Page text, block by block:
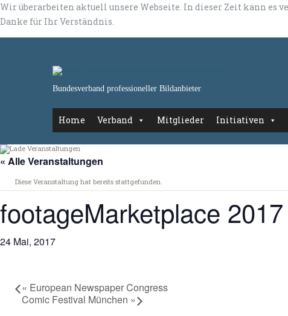
Wir überarbeiten aktuell unsere Webseite. In dieser Zeit kann
Danke für Ihr Verständnis.
Bundesverband professioneller Bildanbieter
Home Verband Mitglieder Initiativen
« Alle Veranstaltungen
Diese Veranstaltung hat bereits stattgefunden.
footageMarketplace 2017
24 Mai, 2017
« European Newspaper Congress
Comic Festival München »